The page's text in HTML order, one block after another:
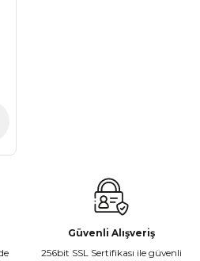
Güvenli Alışveriş
256bit SSL Sertifikası ile güvenli